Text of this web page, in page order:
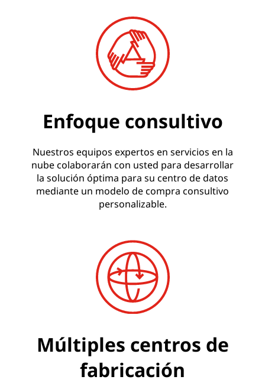
Enfoque consultivo
Nuestros equipos expertos en servicios en la
nube colaborarán con usted para desarrollar
la solución óptima para su centro de datos
mediante un modelo de compra consultivo
personalizable.
Múltiples centros de
fabricación